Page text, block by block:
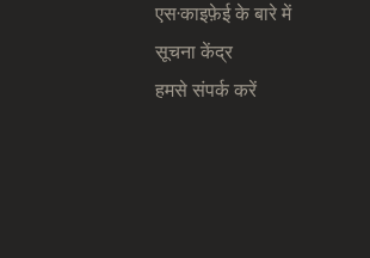
एस·काइफ़ेई के बारे में
सूचना केंद्र
हमसे संपर्क करें